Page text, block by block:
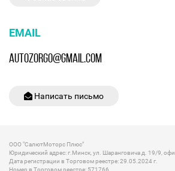
EMAIL
AUTOZORGO@GMAIL.COM
Написать письмо
ООО "СалютМоторс Плюс"
Юридический адрес: г.Минск, ул. Шаранговича д. 19/9,
Дата регистрации в Торговом реестре: 29.05.2024 г.
Номер в Торговом реестре: 571766